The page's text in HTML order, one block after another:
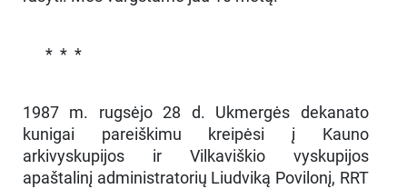
* * *
1987 m. rugsėjo 28 d. Ukmergės dekanato
kunigai pareiškimu kreipėsi į Kauno
arkivyskupijos ir Vilkaviškio vyskupijos
apaštalinį administratorių Liudviką Povilonį, RRT